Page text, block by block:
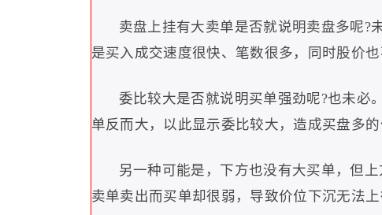
卖盘上挂有大卖单是否就说明卖盘多呢?
是买入成交速度很快、笔数很多，同时股价
委比较大是否就说明买单强劲呢?也未必
单反而大，以此显示委比较大，造成买盘多的
另一种可能是，下方也没有大买单，但
卖单卖出而买单却很弱，导致价位下沉无法